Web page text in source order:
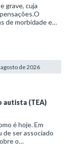
grave, cuja
de morbidade e
de 2026
autista (TEA)
é hoje. Em
ser associado
o